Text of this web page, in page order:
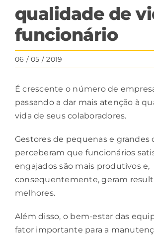
qualidade de
funcionário
06 / 05 / 2019
É crescente o número de
passando a dar mais atenção à
vida de seus colaboradores.
Gestores de pequenas e grandes
perceberam que funcionários
engajados são mais produtivos e,
consequentemente, geram
melhores.
Além disso, o bem-estar das
fator importante para a